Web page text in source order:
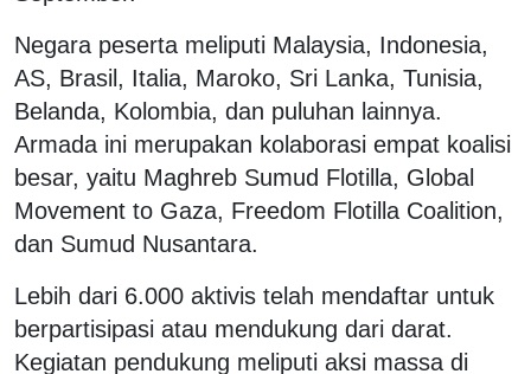
Negara peserta meliputi Malaysia, Indonesia,
AS, Brasil, Italia, Maroko, Sri Lanka, Tunisia,
Belanda, Kolombia, dan puluhan lainnya.
Armada ini merupakan kolaborasi empat koalisi
besar, yaitu Maghreb Sumud Flotilla, Global
Movement to Gaza, Freedom Flotilla Coalition,
dan Sumud Nusantara.
Lebih dari 6.000 aktivis telah mendaftar untuk
berpartisipasi atau mendukung dari darat.
Kegiatan pendukung meliputi aksi massa di